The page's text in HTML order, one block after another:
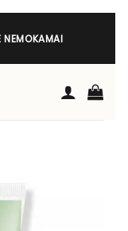
NEMOKAMAI